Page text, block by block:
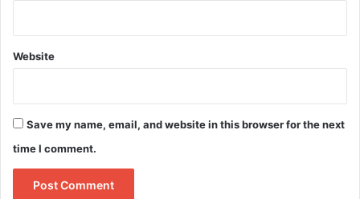
Website
Save my name, email, and website in this browser for the next
time I comment.